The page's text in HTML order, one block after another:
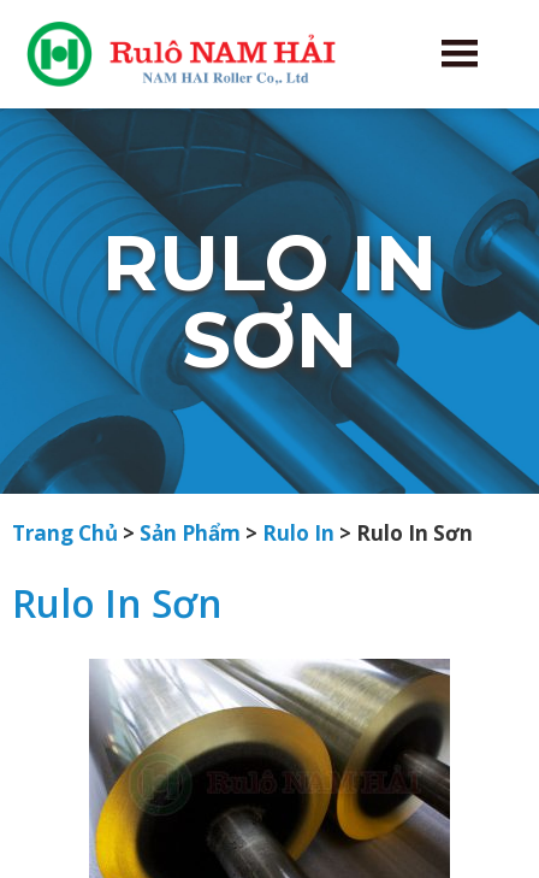
RULO IN
SƠN
Trang Chủ > Sản Phẩm > Rulo In > Rulo In Sơn
Rulo In Sơn